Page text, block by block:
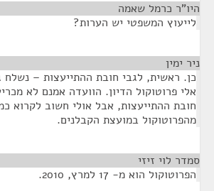
היו"ר כרמל שאמה
לייעוץ המשפטי יש הערות?
ניר ימין
כן. ראשית, לגבי חובת ההתייעצות – נשלח
אלי פרוטוקול הדיון. הוועדה אמנם לא
חובת ההתייעצות, אבל אולי חשוב לקרוא
מהפרוטוקול במועצת הקבלנים.
סמדר לוי זיזי
הפרוטוקול הוא מ- 17 למרץ, 2010.